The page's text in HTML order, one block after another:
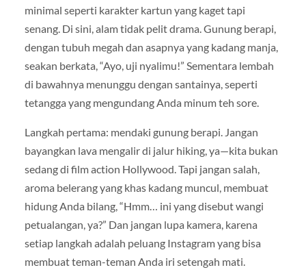
minimal seperti karakter kartun yang kaget tapi
senang. Di sini, alam tidak pelit drama. Gunung berapi,
dengan tubuh megah dan asapnya yang kadang manja,
seakan berkata, “Ayo, uji nyalimu!” Sementara lembah
di bawahnya menunggu dengan santainya, seperti
tetangga yang mengundang Anda minum teh sore.
Langkah pertama: mendaki gunung berapi. Jangan
bayangkan lava mengalir di jalur hiking, ya—kita bukan
sedang di film action Hollywood. Tapi jangan salah,
aroma belerang yang khas kadang muncul, membuat
hidung Anda bilang, “Hmm… ini yang disebut wangi
petualangan, ya?” Dan jangan lupa kamera, karena
setiap langkah adalah peluang Instagram yang bisa
membuat teman-teman Anda iri setengah mati.